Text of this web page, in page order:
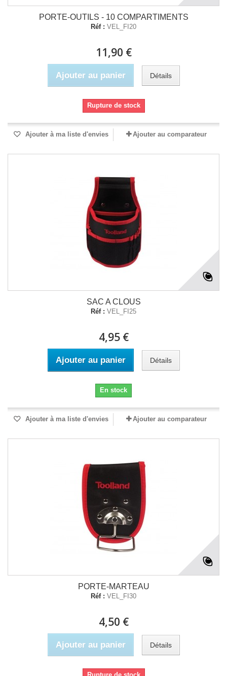
PORTE-OUTILS - 10 COMPARTIMENTS
Réf : VEL_FI20
11,90 €
Ajouter au panier Détails
Rupture de stock
Ajouter à ma liste d'envies Ajouter au comparateur
SAC A CLOUS
Réf : VEL_FI25
4,95 €
Ajouter au panier Détails
En stock
Ajouter à ma liste d'envies Ajouter au comparateur
PORTE-MARTEAU
Réf : VEL_FI30
4,50 €
Ajouter au panier Détails